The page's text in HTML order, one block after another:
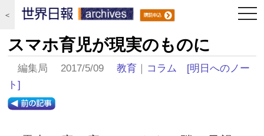
＜
スマホ育児が現実のものに
編集局 2017/5/09教育 ｜ コラム
[明日へのノー
ト]